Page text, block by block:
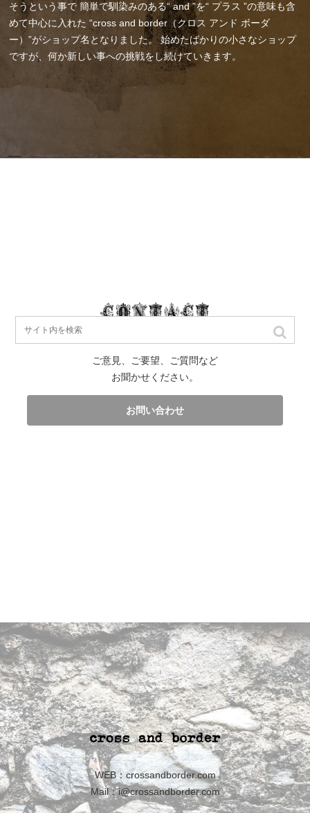
そうという事で簡単で馴染みのある“ and ”を“ プラス ”の意味も含
めて中心に入れた “cross and border（クロス アンド ボーダ
ー）”がショップ名となりました。始めたばかりの小さなショップ
ですが、何か新しい事への挑戦をし続けていきます。
ご意見、ご要望、ご質問など
お聞かせください。
お問い合わせ
WEB：crossandborder.com
Mail：i@crossandborder.com